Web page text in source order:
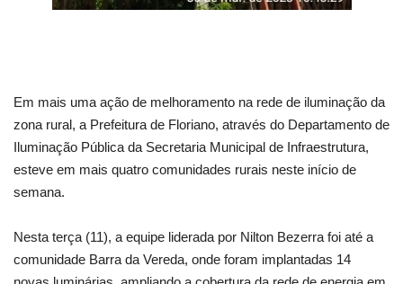
Em mais uma ação de melhoramento na rede de iluminação da
zona rural, a Prefeitura de Floriano, através do Departamento de
Iluminação Pública da Secretaria Municipal de Infraestrutura,
esteve em mais quatro comunidades rurais neste início de
semana.
Nesta terça (11), a equipe liderada por Nilton Bezerra foi até a
comunidade Barra da Vereda, onde foram implantadas 14